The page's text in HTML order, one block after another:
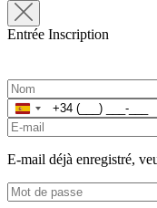
Entrée Inscription
Espagne
+34
E-mail déjà enregistré,